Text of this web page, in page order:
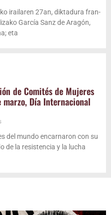
irai­la­ren 27an, dik­ta­du­ra fran­
Gar­cía Sanz de Ara­gón,
eta
de Comi­tés de Muje­res
Día Inter­na­cio­nal
del mun­do encar­na­ron con su
de la resis­ten­cia y la lucha